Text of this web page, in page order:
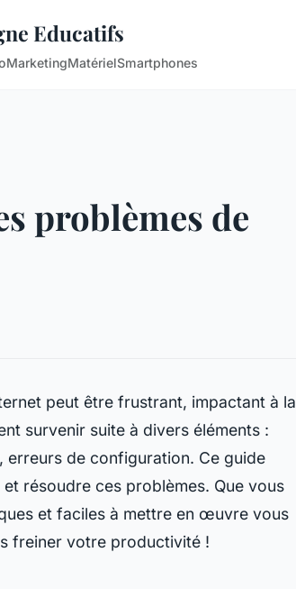
Educatifs
MarketingMatérielSmartphones
problèmes de
peut être frustrant, impactant à la
survenir suite à divers éléments :
erreurs de configuration. Ce guide
résoudre ces problèmes. Que vous
et faciles à mettre en œuvre vous
freiner votre productivité !